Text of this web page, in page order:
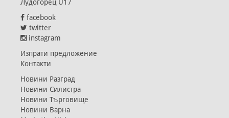
Лудогорец U17
facebook
twitter
instagram
Изпрати предложение
Контакти
Новини Разград
Новини Силистра
Новини Търговище
Новини Варна